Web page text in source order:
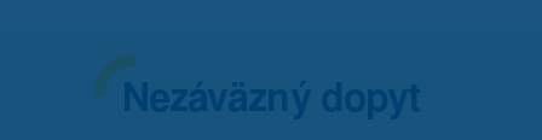
Nezáväzný dopyt